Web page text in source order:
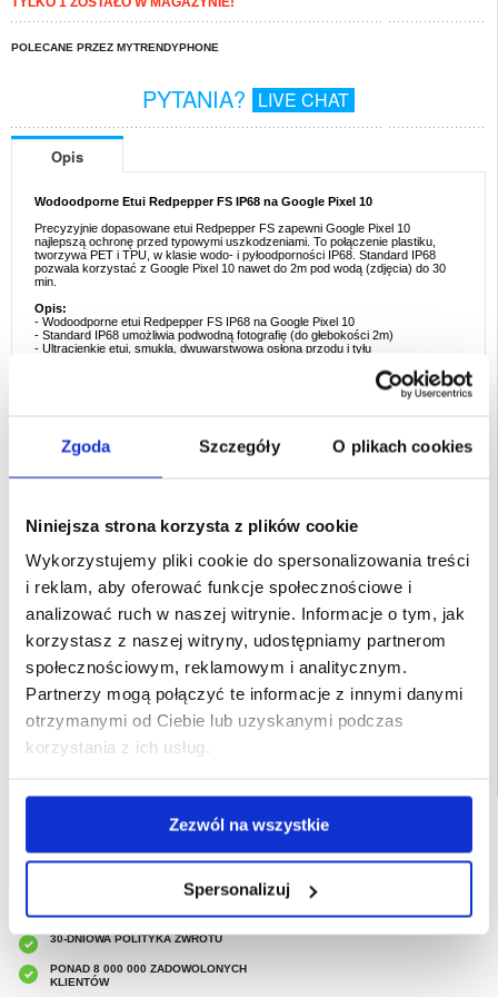
Zgoda Szczegóły O plikach cookies
Niniejsza strona korzysta z plików cookie
Wykorzystujemy pliki cookie do spersonalizowania treści
i reklam, aby oferować funkcje społecznościowe i
analizować ruch w naszej witrynie. Informacje o tym, jak
korzystasz z naszej witryny, udostępniamy partnerom
społecznościowym, reklamowym i analitycznym.
Partnerzy mogą połączyć te informacje z innymi danymi
otrzymanymi od Ciebie lub uzyskanymi podczas
korzystania z ich usług.
Zezwól na wszystkie
Spersonalizuj
POLECANE PRZEZ MYTRENDYPHONE
PYTANIA? LIVE CHAT
Opis
Wodoodporne Etui Redpepper FS IP68 na Google Pixel 10
Precyzyjnie dopasowane etui Redpepper FS zapewni Google Pixel 10
najlepszą ochronę przed typowymi uszkodzeniami. To połączenie plastiku,
tworzywa PET i TPU, w klasie wodo- i pyłoodporności IP68. Standard IP68
pozwala korzystać z Google Pixel 10 nawet do 2m pod wodą (zdjęcia) do 30
min.
Opis:
- Wodoodporne etui Redpepper FS IP68 na Google Pixel 10
- Standard IP68 umożliwia podwodną fotografię (do głebokości 2m)
- Ultracienkie etui, smukła, dwuwarstwowa osłona przodu i tyłu
- Pasek na dłoń
- Narzędzie do czyszczenia
chusteczki i zanurzenie go w wodzie.
- Ekran dotykowy nie działa pod wodą. Aby wykonywać zdjęcia pod wodą, użyj
- Czytnik linii papilarnych może nie działać, gdy telefon jest umieszczony w etui.
Przeznaczenie:Google Pixel 10
Opakowanie:Euroblister
Pixel 10 Etui & Akcesoria
CLUB TRENDY
7% ZNIŻKI
OBSŁUGA TELEFONICZNA
30-DNIOWA POLITYKA ZWROTU
PONAD 8 000 000 ZADOWOLONYCH
KLIENTÓW